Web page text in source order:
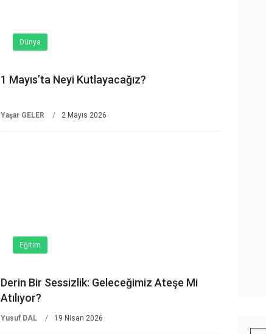
Dünya
1 Mayıs’ta Neyi Kutlayacağız?
Yaşar GELER 2 Mayıs 2026
Eğitim
Derin Bir Sessizlik: Geleceğimiz Ateşe Mi
Atılıyor?
Yusuf DAL 19 Nisan 2026